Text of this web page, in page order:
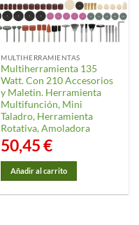
MULTIHERRAMIENTAS
Multiherramienta 135
Watt. Con 210 Accesorios
y Maletin. Herramienta
Multifunción, Mini
Taladro, Herramienta
Rotativa, Amoladora
50,45€
Añadir al carrito